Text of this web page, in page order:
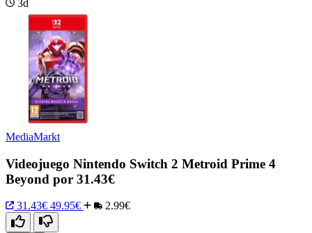
3d
MediaMarkt
Videojuego Nintendo Switch 2 Metroid Prime 4
Beyond por 31.43€
31.43€ 49.95€ 2.99€